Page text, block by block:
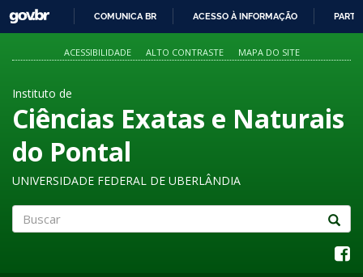
PARA
O
GOVBR
COMUNICA BR ACESSO À INFORMAÇÃO
ACESSIBILIDADE ALTO CONTRASTE MAPA DO SITE
Instituto de
Ciências Exatas e Naturais
do Pontal
UNIVERSIDADE FEDERAL DE UBERLÂNDIA